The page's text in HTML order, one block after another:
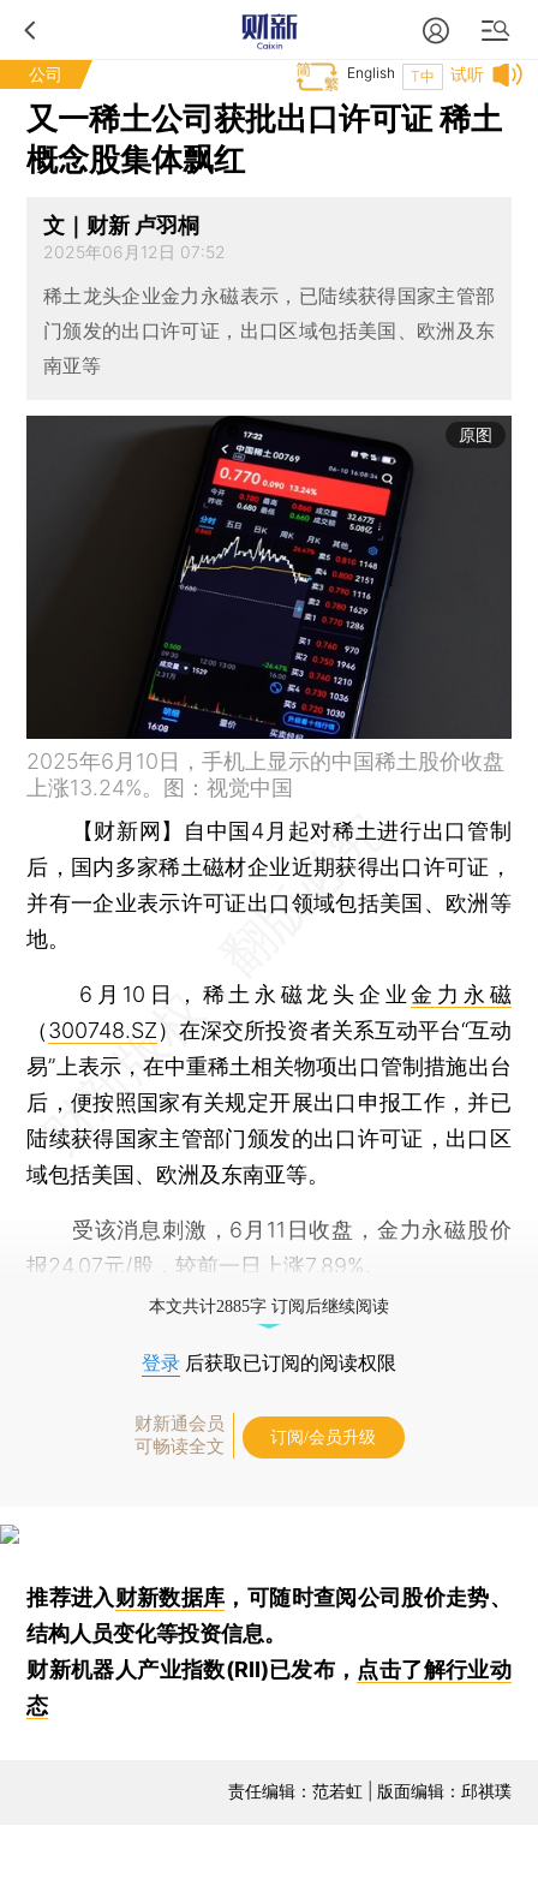
公司 试听
T中
English
又一稀土公司获批出口许可证 稀土
概念股集体飘红
文｜财新 卢羽桐
2025年06月12日 07:52
稀土龙头企业金力永磁表示，已陆续获得国家主管部
门颁发的出口许可证，出口区域包括美国、欧洲及东
南亚等
原图
2025年6月10日，手机上显示的中国稀土股价收盘
上涨13.24%。图：视觉中国
【财新网】 自中国4月起对稀土进行出口管制
后，国内多家稀土磁材企业近期获得出口许可证，
并有一企业表示许可证出口领域包括美国、欧洲等
地。
6月10日，稀土永磁龙头企业金力永磁
（300748.SZ）在深交所投资者关系互动平台“互动
易”上表示，在中重稀土相关物项出口管制措施出台
后，便按照国家有关规定开展出口申报工作，并已
陆续获得国家主管部门颁发的出口许可证，出口区
域包括美国、欧洲及东南亚等。
受该消息刺激，6月11日收盘，金力永磁股价
报24.07元/股，较前一日上涨7.89%。
本文共计2885字 订阅后继续阅读
登录 后获取已订阅的阅读权限
财新通会员
可畅读全文
订阅/会员升级
推荐进入财新数据库 ，可随时查阅公司股价走势、
结构人员变化等投资信息。
财新机器人产业指数(RII)已发布， 点击了解行业动
态
责任编辑：范若虹 | 版面编辑：邱祺璞